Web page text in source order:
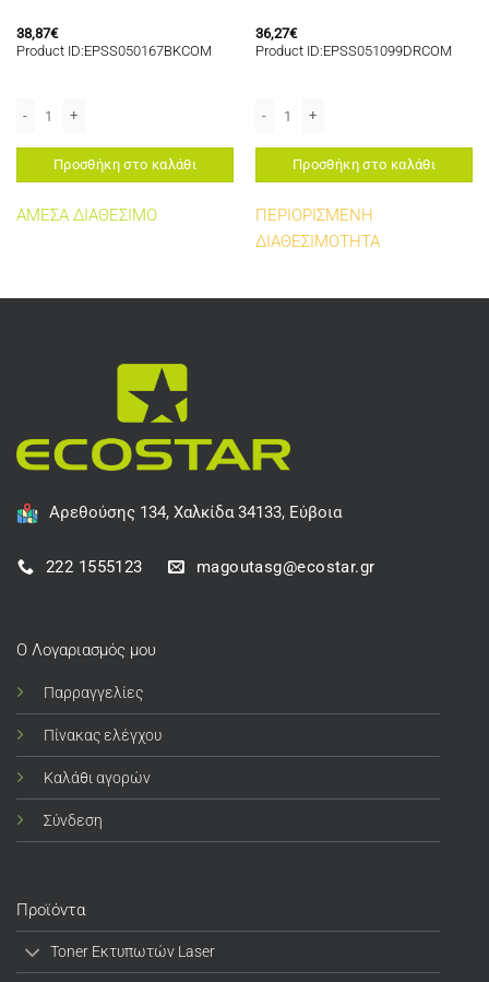
38,87€
Product ID:EPSS050167BKCOM
Προσθήκη στο καλάθι
ΑΜΕΣΑ ΔΙΑΘΕΣΙΜΟ
36,27€
Product ID:EPSS051099DRCOM
Προσθήκη στο καλάθι
ΠΕΡΙΟΡΙΣΜΕΝΗ
ΔΙΑΘΕΣΙΜΟΤΗΤΑ
Αρεθούσης 134, Χαλκίδα 34133, Εύβοια
222 1555123 magoutasg@ecostar.gr
Ο Λογαριασμός μου
Παρραγγελίες
Πίνακας ελέγχου
Καλάθι αγορών
Σύνδεση
Προϊόντα
Toner Εκτυπωτών Laser